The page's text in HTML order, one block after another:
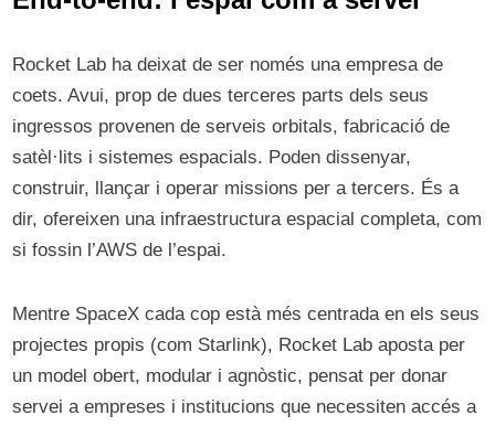
Rocket Lab ha deixat de ser només una empresa de
coets. Avui, prop de dues terceres parts dels seus
ingressos provenen de serveis orbitals, fabricació de
satèl·lits i sistemes espacials. Poden dissenyar,
construir, llançar i operar missions per a tercers. És a
dir, ofereixen una infraestructura espacial completa, com
si fossin l’AWS de l’espai.
Mentre SpaceX cada cop està més centrada en els seus
projectes propis (com Starlink), Rocket Lab aposta per
un model obert, modular i agnòstic, pensat per donar
servei a empreses i institucions que necessiten accés a